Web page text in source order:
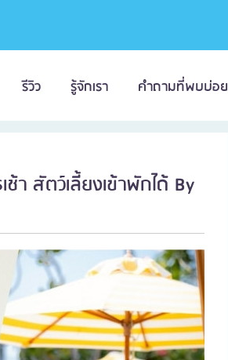
รีวิว รู้จักเรา คำถามที่พบบ่อย
สัตว์เลี้ยงเข้าพักได้ By